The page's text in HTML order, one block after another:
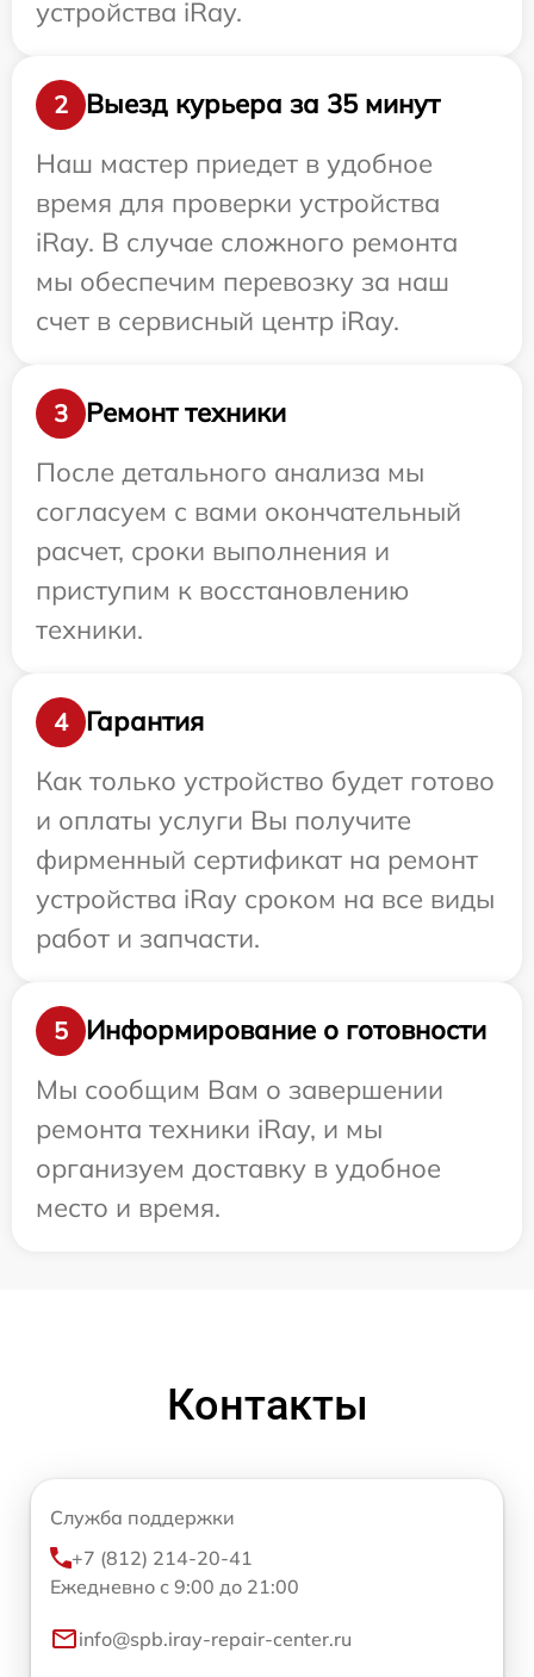
устройства iRay.
2
Выезд курьера за 35 минут
Наш мастер приедет в удобное
время для проверки устройства
iRay. В случае сложного ремонта
мы обеспечим перевозку за наш
счет в сервисный центр iRay.
3
Ремонт техники
После детального анализа мы
согласуем с вами окончательный
расчет, сроки выполнения и
приступим к восстановлению
техники.
4
Гарантия
Как только устройство будет готово
и оплаты услуги Вы получите
фирменный сертификат на ремонт
устройства iRay сроком на все виды
работ и запчасти.
5
Информирование о готовности
Мы сообщим Вам о завершении
ремонта техники iRay, и мы
организуем доставку в удобное
место и время.
Контакты
Служба поддержки
+7 (812) 214-20-41
Ежедневно с 9:00 до 21:00
info@spb.iray-repair-center.ru